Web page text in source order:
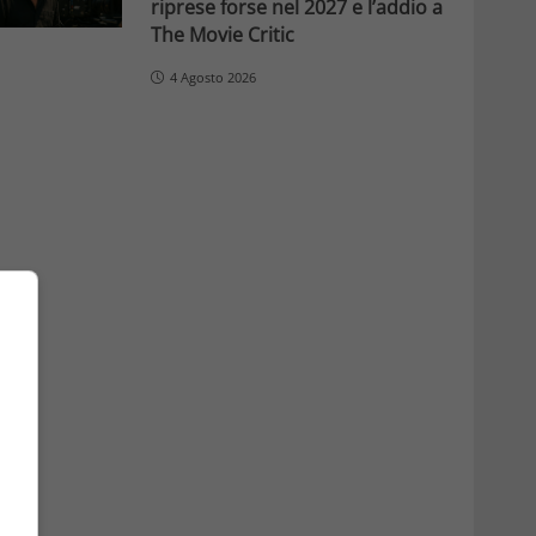
riprese forse nel 2027 e l’addio a
The Movie Critic
4 Agosto 2026